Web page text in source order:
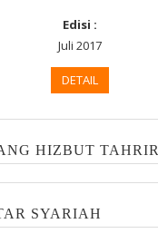
Edisi :
Juli 2017
DETAIL
HIZBUT TAHRIR
SYARIAH